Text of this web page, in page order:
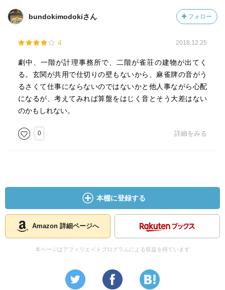
bundokimodokiさん フォロー
4 2018.12.25
劇中、一階が計理事務所で、二階が雀荘の建物が出てく
る。玄関が共用で仕切りの壁もないから、麻雀牌の音がう
るさくて仕事にならないのではないかと他人事ながら心配
になるが、考えてみれば算盤をはじく音とそう大差はない
のかもしれない。
0 詳細をみる
本棚に登録する
Amazon 詳細ページへ
本ページはアフィリエイトプログラムによる収益を得ています